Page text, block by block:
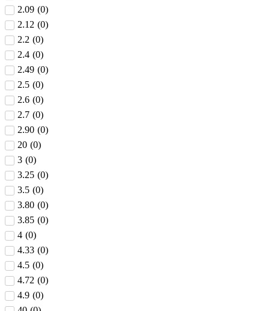
2.09 (0)
2.12 (0)
2.2 (0)
2.4 (0)
2.49 (0)
2.5 (0)
2.6 (0)
2.7 (0)
2.90 (0)
20 (0)
3 (0)
3.25 (0)
3.5 (0)
3.80 (0)
3.85 (0)
4 (0)
4.33 (0)
4.5 (0)
4.72 (0)
4.9 (0)